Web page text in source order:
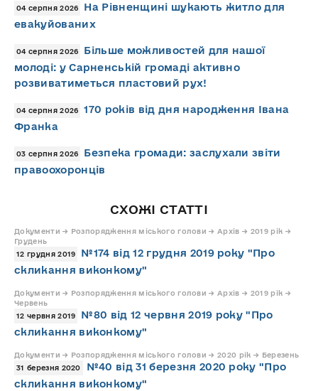
04 серпня 2026
На Рівненщині шукають житло для
евакуйованих
04 серпня 2026
Більше можливостей для нашої
молоді: у Сарненській громаді активно
розвиватиметься пластовий рух!
04 серпня 2026
170 років від дня народження Івана
Франка
03 серпня 2026
Безпека громади: заслухали звіти
правоохоронців
СХОЖІ СТАТТІ
Документи → Розпорядження міського голови → Архів → 2019 рік →
Грудень
12 грудня 2019
№174 від 12 грудня 2019 року "Про
скликання виконкому"
Документи → Розпорядження міського голови → Архів → 2019 рік →
Червень
12 червня 2019
№80 від 12 червня 2019 року "Про
скликання виконкому"
Документи → Розпорядження міського голови → 2020 рік → Березень
31 березня 2020
№40 від 31 березня 2020 року "Про
скликання виконкому"